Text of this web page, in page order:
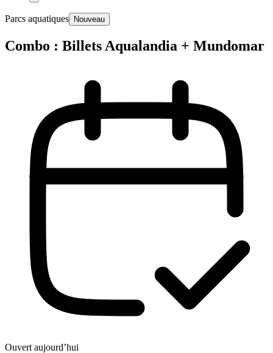
Parcs aquatiques Nouveau
Combo : Billets Aqualandia + Mundomar
Ouvert aujourd’hui